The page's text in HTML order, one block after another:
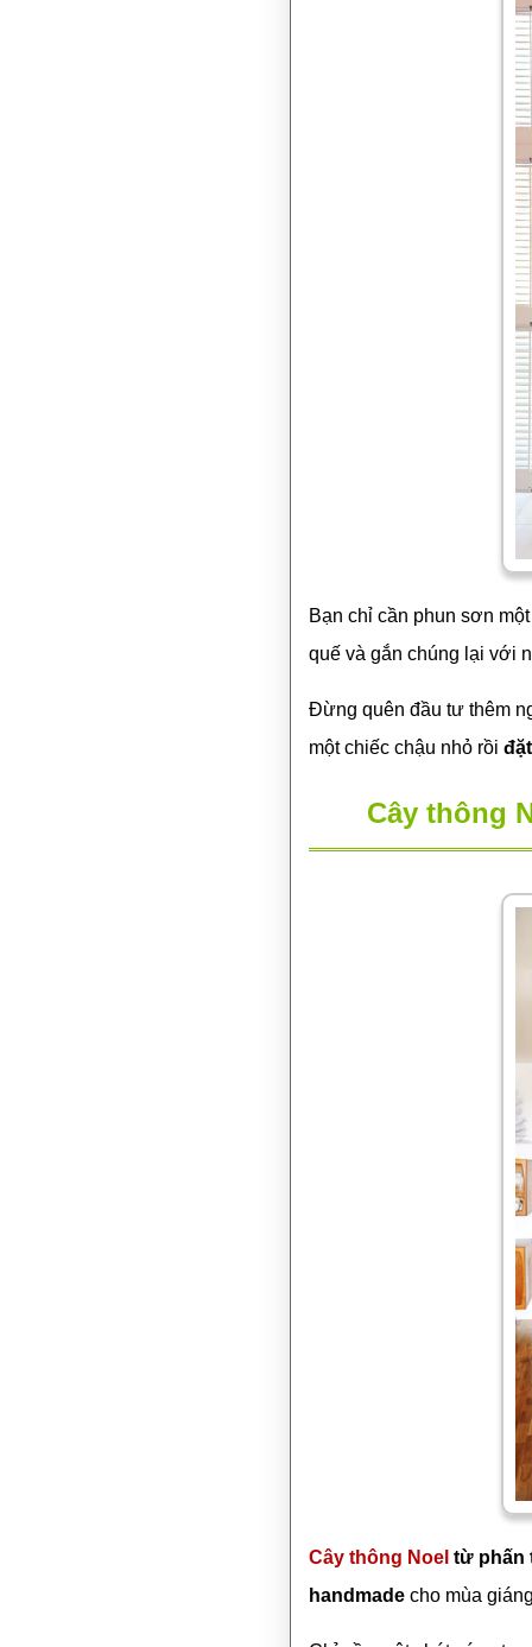
Bạn chỉ cần phun sơn
quế và gắn chúng lại với
Đừng quên đầu tư thêm
một chiếc chậu nhỏ rồi
Cây thông
Cây thông Noel từ phấn
handmade cho mùa